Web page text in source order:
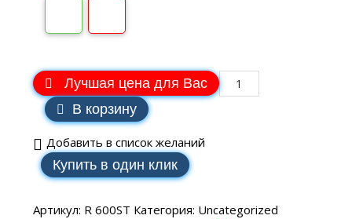
Лучшая цена для Вас
В корзину
Добавить в список желаний
Купить в один клик
Артикул: R 600ST Категория: Uncategorized